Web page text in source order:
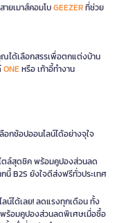
ายเมาส์คอมโบGEEZERที่ช่วย
ได้เลือกสรรเพื่อตกแต่งบ้าน
ONEหรือ เก้าอี้ทำงาน
อกช้อปออนไลน์ได้อย่างจุใจ
ตล์สุดชิค พร้อมคูปองส่วนลด
นี้ B2S ยังใจดีส่งฟรีทั่วประเทศ
น์ได้เลย! ลดแรงทุกเดือน ทั้ง
ร้อมคูปองส่วนลดพิเศษเมื่อซื้อ